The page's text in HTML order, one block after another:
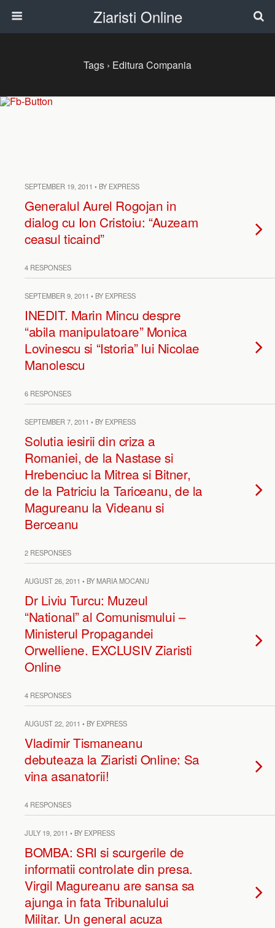
Ziaristi Online
Tags › Editura Compania
SEPTEMBER 19, 2011 • BY EXPRESS
Generalul Aurel Rogojan in
dialog cu Ion Cristoiu: “Auzeam
ceasul ticaind”
4 RESPONSES
SEPTEMBER 9, 2011 • BY EXPRESS
INEDIT. Marin Mincu despre
“abila manipulatoare” Monica
Lovinescu si “Istoria” lui Nicolae
Manolescu
6 RESPONSES
SEPTEMBER 7, 2011 • BY EXPRESS
Solutia iesirii din criza a
Romaniei, de la Nastase si
Hrebenciuc la Mitrea si Bitner,
de la Patriciu la Tariceanu, de la
Magureanu la Videanu si
Berceanu
2 RESPONSES
AUGUST 26, 2011 • BY MARIA MOCANU
Dr Liviu Turcu: Muzeul
“National” al Comunismului –
Ministerul Propagandei
Orwelliene. EXCLUSIV Ziaristi
Online
4 RESPONSES
AUGUST 22, 2011 • BY EXPRESS
Vladimir Tismaneanu
debuteaza la Ziaristi Online: Sa
vina asanatorii!
4 RESPONSES
JULY 19, 2011 • BY EXPRESS
BOMBA: SRI si scurgerile de
informatii controlate din presa.
Virgil Magureanu are sansa sa
ajunga in fata Tribunalului
Militar. Un general acuza